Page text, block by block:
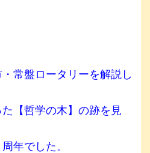
・常盤ロータリーを解説し
【哲学の木】の跡を見
年でした。